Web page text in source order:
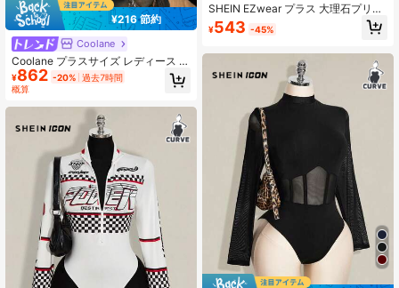
¥216 節約
Coolane
Coolane プラスサイズ レディース 無
地 リング連結 セクシー ボディスー
ツ
¥862 -20% 過去7時間
概算
SHEIN EZwear プラス 大理石プリン
ト モックネック メッシュ ブラなし
ボディスーツ
¥543 -45%